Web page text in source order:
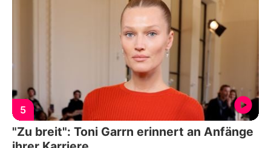
5
"Zu breit": Toni Garrn erinnert an Anfänge